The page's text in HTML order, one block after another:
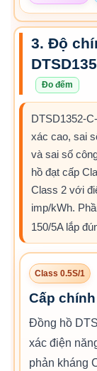
3. Độ
Đo đếm
DTSD1352-
xác cao, sai
và sai số
hồ đạt cấp
Class 2 với
imp/kWh.
150/5A lắp
Class 0.5S/1
Cấp
Đồng hồ
xác điện
phản kháng